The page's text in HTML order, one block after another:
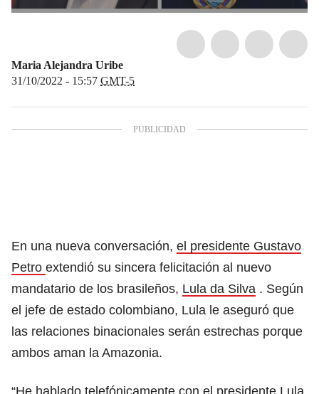
Maria Alejandra Uribe
31/10/2022 - 15:57 GMT-5
En una nueva conversación, el presidente Gustavo
Petro extendió su sincera felicitación al nuevo
mandatario de los brasileños, Lula da Silva . Según
el jefe de estado colombiano, Lula le aseguró que
las relaciones binacionales serán estrechas porque
ambos aman la Amazonia.
“He hablado telefónicamente con el presidente Lula.